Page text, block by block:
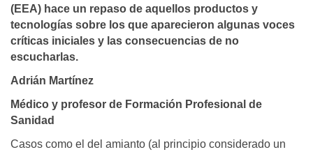
(EEA) hace un repaso de aquellos productos y
tecnologí­as sobre los que aparecieron algunas voces
crí­ticas iniciales y las consecuencias de no
escucharlas.
Adrián Martínez
Médico y profesor de Formación Profesional de
Sanidad
Casos como el del amianto (al principio considerado un